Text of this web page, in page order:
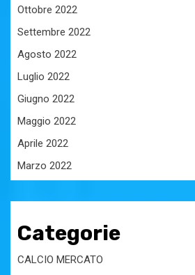
Ottobre 2022
Settembre 2022
Agosto 2022
Luglio 2022
Giugno 2022
Maggio 2022
Aprile 2022
Marzo 2022
Categorie
CALCIO MERCATO